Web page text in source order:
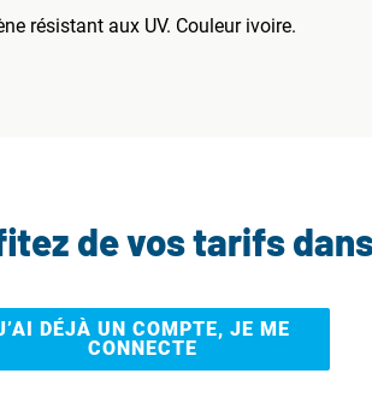
résistant aux UV. Couleur ivoire.
de vos tarifs
DÉJÀ UN COMPTE, JE ME
CONNECTE